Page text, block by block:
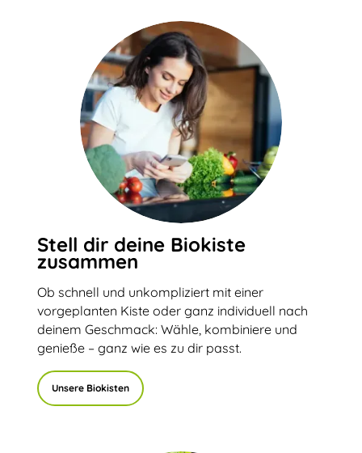
Stell dir deine Biokiste
zusammen
Ob schnell und unkompliziert mit einer
vorgeplanten Kiste oder ganz individuell nach
deinem Geschmack: Wähle, kombiniere und
genieße – ganz wie es zu dir passt.
Unsere Biokisten